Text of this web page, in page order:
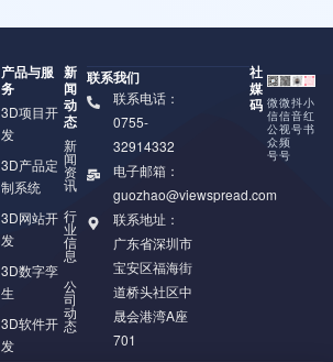
产品与服
务
3D项目开
发
3D产品定
制系统
3D网站开
发
3D数字孪
生
3D软件开
发
新
闻
动
态
新
闻
资
讯
行
业
信
息
公
司
动
态
联系我们
联系电话：
0755-
32914332
电子邮箱：
guozhao@viewspread.com
联系地址：
广东省深圳市
宝安区福海街
道桥头社区中
晟会港湾A座
701
社
媒
码 微
信
公
众
号
微
信
视
频
号
抖
音
号
小
红
书